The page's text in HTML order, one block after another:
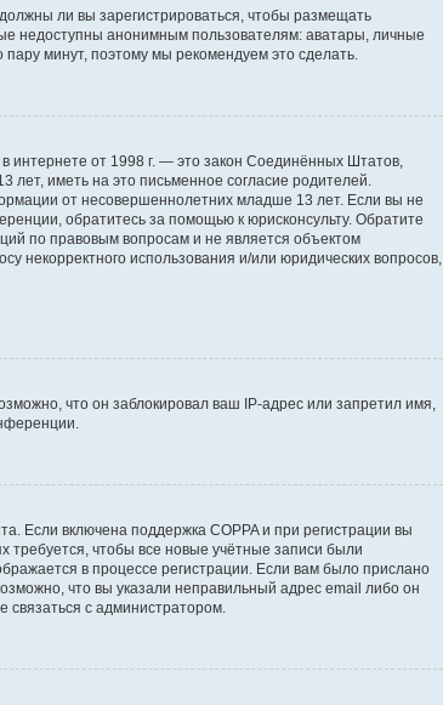
ли вы зарегистрироваться, чтобы размещать
недоступны анонимным пользователям: аватары, личные
пару минут, поэтому мы рекомендуем это сделать.
интернете от 1998 г. — это закон Соединённых Штатов,
иметь на это письменное согласие родителей.
от несовершеннолетних младше 13 лет. Если вы не
обратитесь за помощью к юрисконсульту. Обратите
по правовым вопросам и не является объектом
некорректного использования и/или юридических вопросов,
что он заблокировал ваш IP-адрес или запретил имя,
Если включена поддержка COPPA и при регистрации вы
требуется, чтобы все новые учётные записи были
в процессе регистрации. Если вам было прислано
что вы указали неправильный адрес email либо он
связаться с администратором.